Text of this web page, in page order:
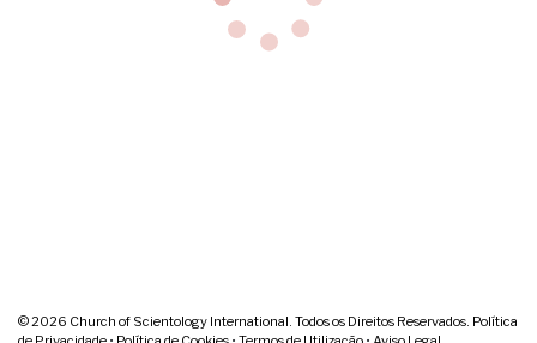
© 2026 Church of Scientology International. Todos os Direitos Reservados. Política